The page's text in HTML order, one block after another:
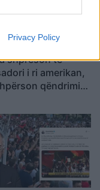
Privacy Policy
shpreson te
i ri amerikan,
qëndrimin
territoriale